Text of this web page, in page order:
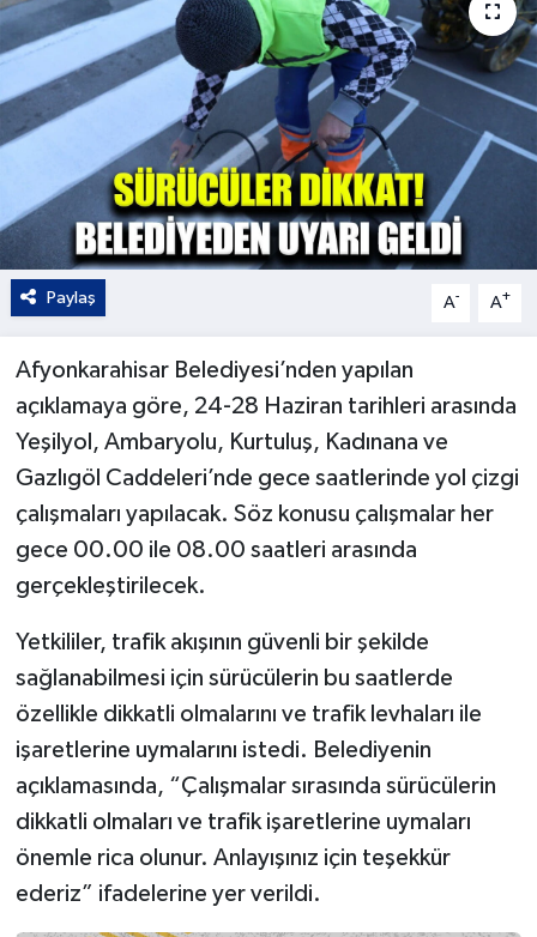
Paylaş A- A+
Afyonkarahisar Belediyesi’nden yapılan
açıklamaya göre, 24-28 Haziran tarihleri arasında
Yeşilyol, Ambaryolu, Kurtuluş, Kadınana ve
Gazlıgöl Caddeleri’nde gece saatlerinde yol çizgi
çalışmaları yapılacak. Söz konusu çalışmalar her
gece 00.00 ile 08.00 saatleri arasında
gerçekleştirilecek.
Yetkililer, trafik akışının güvenli bir şekilde
sağlanabilmesi için sürücülerin bu saatlerde
özellikle dikkatli olmalarını ve trafik levhaları ile
işaretlerine uymalarını istedi. Belediyenin
açıklamasında, “Çalışmalar sırasında sürücülerin
dikkatli olmaları ve trafik işaretlerine uymaları
önemle rica olunur. Anlayışınız için teşekkür
ederiz” ifadelerine yer verildi.
Yaşam